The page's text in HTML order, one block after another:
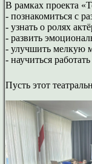
В рамках проекта
- познакомиться с
- узнать о ролях
- развить
- улучшить мелкую
- научиться
Пусть этот